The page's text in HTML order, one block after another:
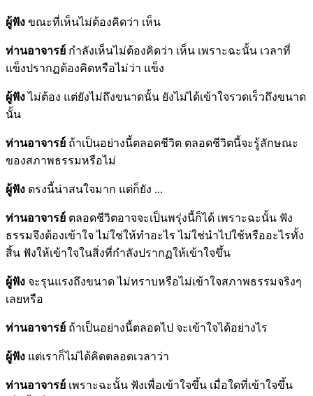
ผู้ฟัง ขณะที่เห็นไม่ต้องคิดว่า เห็น
ท่านอาจารย์ กำลังเห็นไม่ต้องคิดว่า เห็น เพราะฉะนั้น เวลาที่
แข็งปรากฏต้องคิดหรือไม่ว่า แข็ง
ผู้ฟังไม่ต้อง แต่ยังไม่ถึงขนาดนั้น ยังไม่ได้เข้าใจรวดเร็วถึงขนาด
นั้น
ท่านอาจารย์ ถ้าเป็นอย่างนี้ตลอดชีวิต ตลอดชีวิตนี้จะรู้ลักษณะ
ของสภาพธรรมหรือไม่
ผู้ฟัง ตรงนี้น่าสนใจมาก แต่ก็ยัง ...
ท่านอาจารย์ ตลอดชีวิตอาจจะเป็นพรุ่งนี้ก็ได้ เพราะฉะนั้น ฟัง
ธรรมจึงต้องเข้าใจ ไม่ใช่ให้ทำอะไร ไม่ใช่นำไปใช้หรืออะไรทั้ง
สิ้น ฟังให้เข้าใจในสิ่งที่กำลังปรากฏให้เข้าใจขึ้น
ผู้ฟัง จะรุนแรงถึงขนาด ไม่ทราบหรือไม่เข้าใจสภาพธรรมจริงๆ
เลยหรือ
ท่านอาจารย์ ถ้าเป็นอย่างนี้ตลอดไป จะเข้าใจได้อย่างไร
ผู้ฟัง แต่เราก็ไม่ได้คิดตลอดเวลาว่า
ท่านอาจารย์ เพราะฉะนั้น ฟังเพื่อเข้าใจขึ้น เมื่อใดที่เข้าใจขึ้น